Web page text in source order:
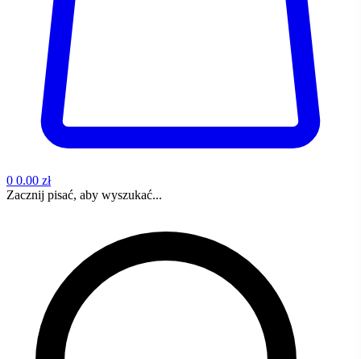
0 0.00 zł
Zacznij pisać, aby wyszukać...